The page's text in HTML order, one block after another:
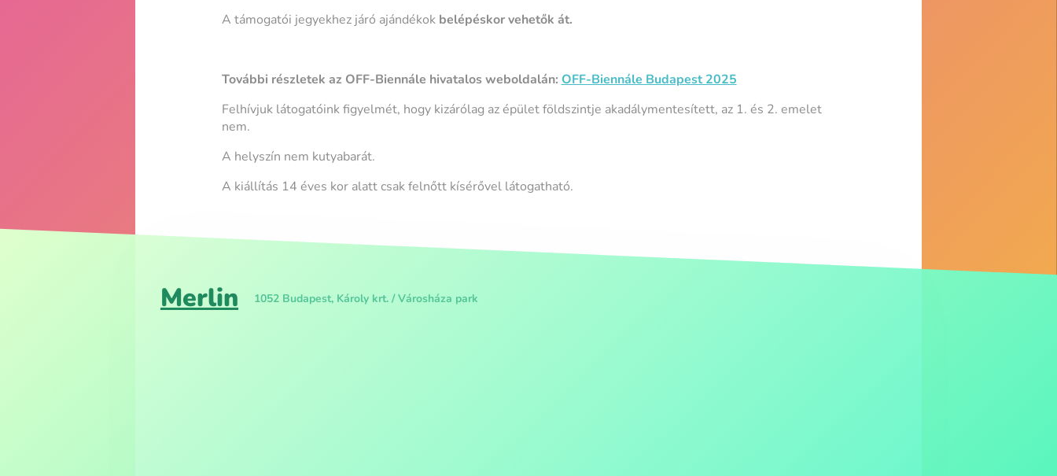
A támogatói jegyekhez járó ajándékokbelépéskor vehetők át.
További részletek az OFF-Biennále hivatalos weboldalán: OFF-Biennále Budapest 2025
Felhívjuk látogatóink figyelmét, hogy kizárólag az épület földszintje akadálymentesített, az 1. és 2. emelet
nem.
A helyszín nem kutyabarát.
A kiállítás 14 éves kor alatt csak felnőtt kísérővel látogatható.
Merlin 1052 Budapest, Károly krt. / Városháza park